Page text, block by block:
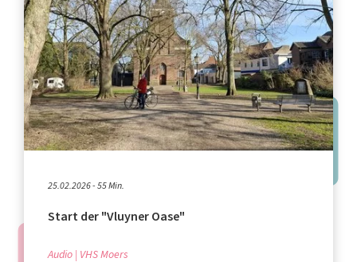
25.02.2026 - 55 Min.
Start der "Vluyner Oase"
Audio VHS Moers